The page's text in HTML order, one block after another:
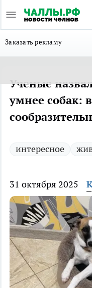
Заказать рекламу
Ученые
умнее собак:
интересное
31 октября 2025